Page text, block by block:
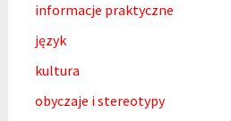
informacje praktyczne
język
kultura
obyczaje i stereotypy